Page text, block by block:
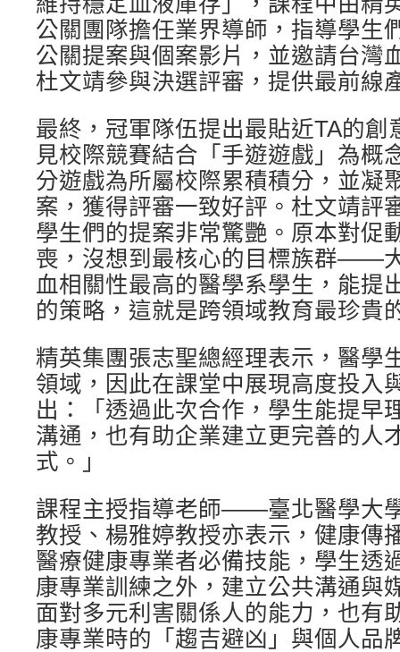
公關團隊擔任業界導師，指導學生
公關提案與個案影片，並邀請台灣
杜文靖參與決選評審，提供最前線
最終，冠軍隊伍提出最貼近TA的創
見校際競賽結合「手遊遊戲」為概
分遊戲為所屬校際累積積分，並凝
案，獲得評審一致好評。杜文靖評
學生們的提案非常驚艷。原本對促
喪，沒想到最核心的目標族群——
血相關性最高的醫學系學生，能提
的策略，這就是跨領域教育最珍貴
精英集團張志聖總經理表示，醫學
領域，因此在課堂中展現高度投入
出：「透過此次合作，學生能提早
溝通，也有助企業建立更完善的人
式。」
課程主授指導老師——臺北醫學大
教授、楊雅婷教授亦表示，健康傳
醫療健康專業者必備技能，學生透
康專業訓練之外，建立公共溝通與
面對多元利害關係人的能力，也有
康專業時的「趨吉避凶」與個人品